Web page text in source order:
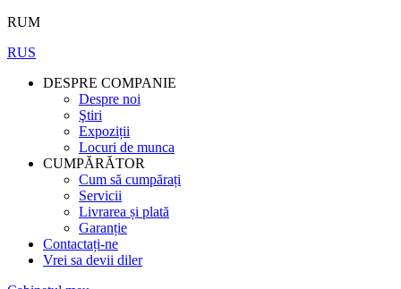
RUM
RUS
DESPRE COMPANIE
Despre noi
Ştiri
Expoziții
Locuri de munca
CUMPĂRĂTOR
Cum să cumpărați
Servicii
Livrarea și plată
Garanție
Contactați-ne
Vrei sa devii diler